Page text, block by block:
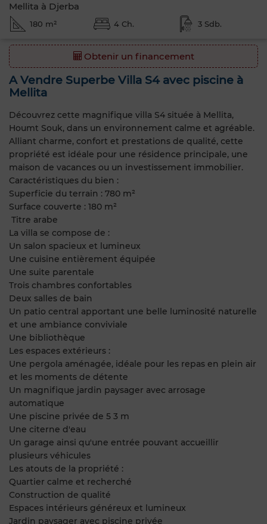
Mellita à Djerba
180 m² 4 Ch. 3 Sdb.
Obtenir un financement
A Vendre Superbe Villa S4 avec piscine à
Mellita
Découvrez cette magnifique villa S4 située à Mellita,
Houmt Souk, dans un environnement calme et agréable.
Alliant charme, confort et prestations de qualité, cette
propriété est idéale pour une résidence principale, une
maison de vacances ou un investissement immobilier.
Caractéristiques du bien :
Superficie du terrain : 780 m²
Surface couverte : 180 m²
Titre arabe
La villa se compose de :
Un salon spacieux et lumineux
Une cuisine entièrement équipée
Une suite parentale
Trois chambres confortables
Deux salles de bain
Un patio central apportant une belle luminosité naturelle
et une ambiance conviviale
Une bibliothèque
Les espaces extérieurs :
Une pergola aménagée, idéale pour les repas en plein air
et les moments de détente
Un magnifique jardin paysager avec arrosage
automatique
Une piscine privée de 5 3 m
Une citerne d'eau
Un garage ainsi qu'une entrée pouvant accueillir
plusieurs véhicules
Les atouts de la propriété :
Quartier calme et recherché
Construction de qualité
Espaces intérieurs généreux et lumineux
Jardin paysager avec piscine privée